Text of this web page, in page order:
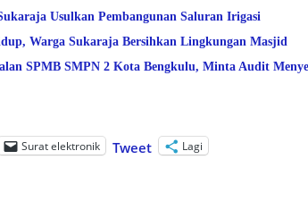
Usulkan Pembangunan Saluran Irigasi
Warga Sukaraja Bersihkan Lingkungan Masjid
SPMB SMPN 2 Kota Bengkulu, Minta Audit
Surat elektronik Tweet Lagi